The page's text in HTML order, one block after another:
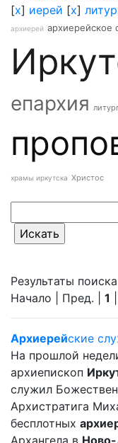
[x] иерей [x]
архиерей архиерейское
епархия
храмы иркутска Христос
Результаты
Начало | Пред. | 1
Архиерейские
На прошлой
архиепископ
служил
Архистратига
бесплотных
Архангела в